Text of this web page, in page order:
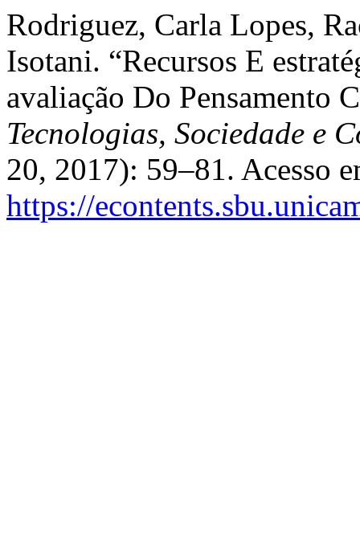
Rodriguez, Carla Lopes,
Isotani. “Recursos E
avaliação Do Pensamento
Tecnologias, Sociedade e
20, 2017): 59–81. Acesso
https://